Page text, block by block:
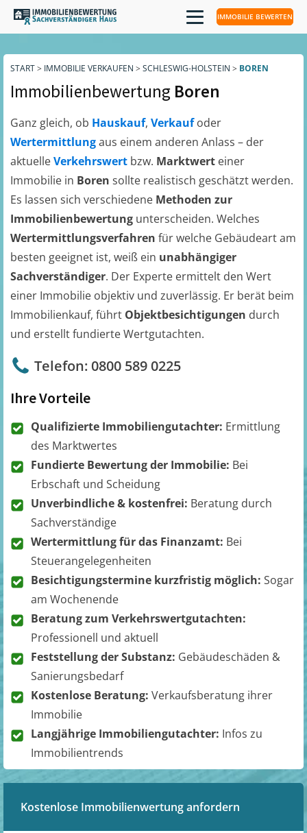
IMMOBILIE BEWERTEN
START> IMMOBILIE VERKAUFEN > SCHLESWIG-HOLSTEIN > BOREN
Immobilienbewertung Boren
Ganz gleich, ob Hauskauf, Verkaufoder
Wertermittlungaus einem anderen Anlass – der
aktuelleVerkehrswert bzw. Marktwert einer
Immobilie in Boren sollte realistisch geschätzt werden.
Es lassen sich verschiedene Methoden zur
Immobilienbewertung unterscheiden. Welches
Wertermittlungsverfahren für welche Gebäudeart am
besten geeignet ist, weiß ein unabhängiger
Sachverständiger. Der Experte ermittelt den Wert
einer Immobilie objektiv und zuverlässig. Er berät beim
Immobilienkauf, führt Objektbesichtigungen durch
und erstellt fundierte Wertgutachten.
Telefon: 0800 589 0225
Ihre Vorteile
Qualifizierte Immobiliengutachter: Ermittlung
des Marktwertes
Fundierte Bewertung der Immobilie: Bei
Erbschaft und Scheidung
Unverbindliche & kostenfrei: Beratung durch
Sachverständige
Wertermittlung für das Finanzamt: Bei
Steuerangelegenheiten
Besichtigungstermine kurzfristig möglich: Sogar
am Wochenende
Beratung zum Verkehrswertgutachten:
Professionell und aktuell
Feststellung der Substanz: Gebäudeschäden &
Sanierungsbedarf
Kostenlose Beratung: Verkaufsberatung ihrer
Immobilie
Langjährige Immobiliengutachter: Infos zu
Immobilientrends
Kostenlose Immobilienwertung anfordern